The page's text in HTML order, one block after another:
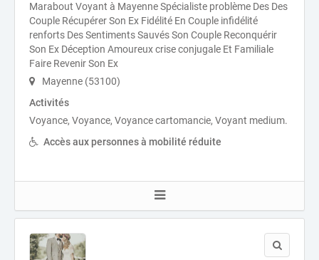
Marabout Voyant à Mayenne Spécialiste problème Des Des
Couple Récupérer Son Ex Fidélité En Couple infidélité
renforts Des Sentiments Sauvés Son Couple Reconquérir
Son Ex Déception Amoureux crise conjugale Et Familiale
Faire Revenir Son Ex
Mayenne (53100)
Activités
Voyance, Voyance, Voyance cartomancie, Voyant medium.
Accès aux personnes à mobilité réduite